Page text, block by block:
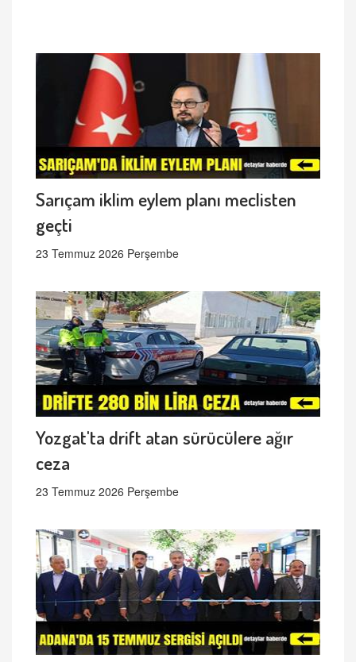
Sarıçam iklim eylem planı meclisten
geçti
23 Temmuz 2026 Perşembe
Yozgat'ta drift atan sürücülere ağır
ceza
23 Temmuz 2026 Perşembe